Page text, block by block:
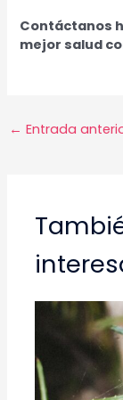
Contáctanos
mejor salud
Navegación
← Entrada